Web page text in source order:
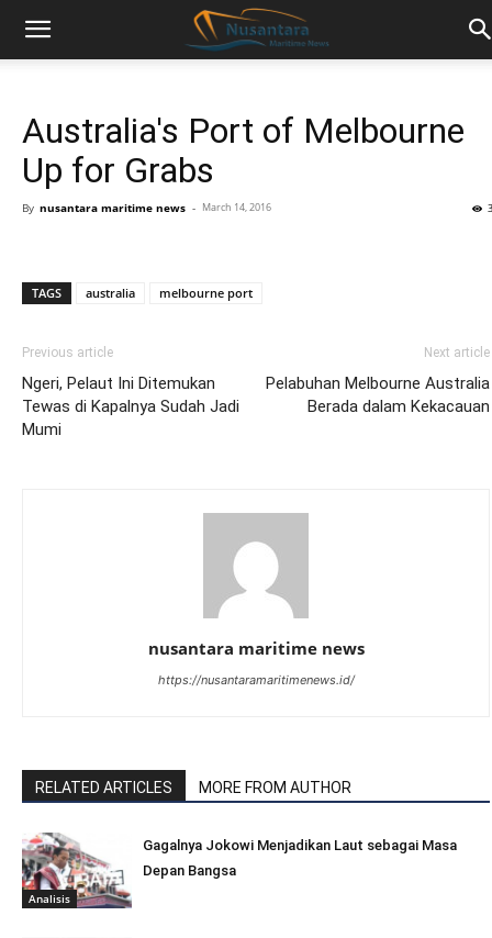
Australia's Port of Melbourne
Up for Grabs
By nusantara maritime news - March 14, 2016
TAGS australia melbourne port
Previous article
Ngeri, Pelaut Ini Ditemukan
Tewas di Kapalnya Sudah Jadi
Mumi
Next article
Pelabuhan Melbourne Australia
Berada dalam Kekacauan
nusantara maritime news
https://nusantaramaritimenews.id/
RELATED ARTICLES MORE FROM AUTHOR
Analisis
Gagalnya Jokowi Menjadikan Laut sebagai Masa
Depan Bangsa